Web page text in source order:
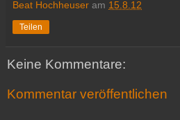
Beat Hochheuser am 15.8.12
Teilen
Keine Kommentare:
Kommentar veröffentlichen